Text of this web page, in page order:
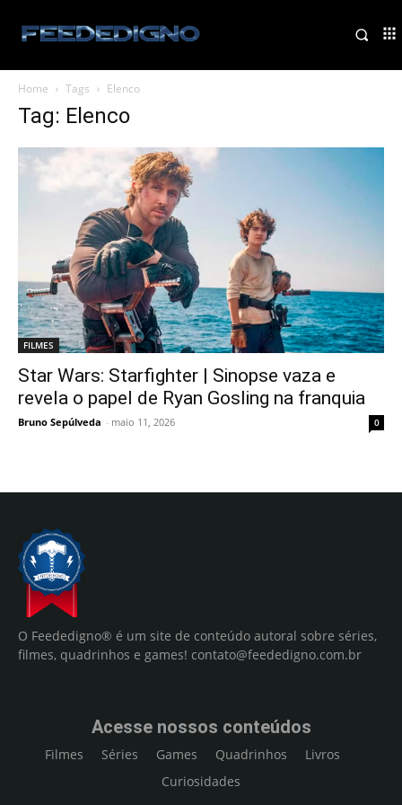
Home Tags Elenco
Tag: Elenco
FILMES
Star Wars: Starfighter | Sinopse vaza e
revela o papel de Ryan Gosling na franquia
Bruno Sepúlveda - maio 11, 2026 0
O Feededigno® é um site de conteúdo autoral sobre séries,
filmes, quadrinhos e games! contato@feededigno.com.br
Acesse nossos conteúdos
Filmes Séries Games Quadrinhos
Livros
Curiosidades